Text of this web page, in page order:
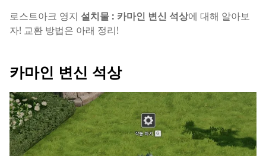
로스트아크 영지 설치물 : 카마인 변신 석상에 대해 알아보
자! 교환 방법은 아래 정리!
카마인 변신 석상